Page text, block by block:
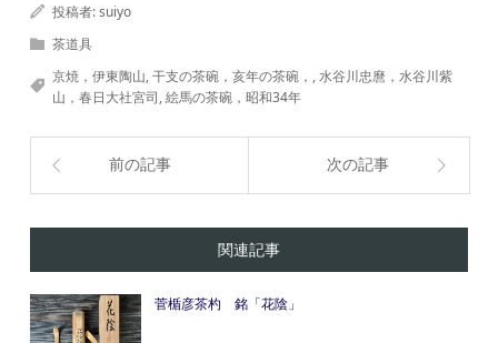
投稿者:suiyo
茶道具
京焼，伊東陶山,干支の茶碗，亥年の茶碗， ,水谷川忠麿，水谷川紫
山，春日大社宮司,絵馬の茶碗，昭和34年
前の記事 次の記事
関連記事
菅楯彦茶杓 銘「花陰」